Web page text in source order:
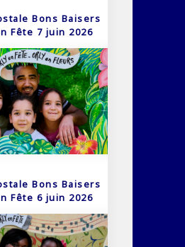
Bons Baisers
Fête 7 juin 2026
Bons Baisers
Fête 6 juin 2026